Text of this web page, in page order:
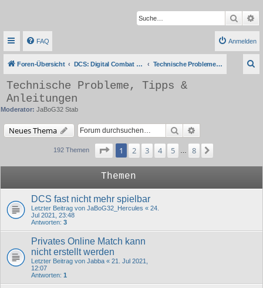
Suche
FAQ Anmelden
Foren-Übersicht DCS: Digital Combat Simulator Series Technische Probleme, Tipps & Anleitungen
Technische Probleme, Tipps &
Anleitungen
Moderator: JaBoG32 Stab
Neues Thema Suche
192 Themen Seite von
1 2 3 4 5 8
Themen
DCS fast nicht mehr spielbar
Letzter Beitrag von JaBoG32_Hercules « 24.
Jul 2021, 23:48
Antworten: 3
Privates Online Match kann
nicht erstellt werden
Letzter Beitrag von Jabba « 21. Jul 2021,
12:07
Antworten: 1